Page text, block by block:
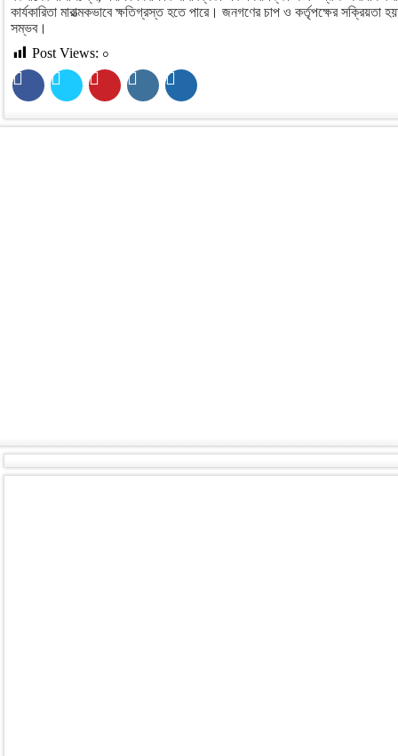
কার্যকারিতা মারাত্মকভাবে ক্ষতিগ্রস্ত হতে পারে। জনগণের চাপ ও কর্তৃপক্ষের
সম্ভব।
Post Views: ০